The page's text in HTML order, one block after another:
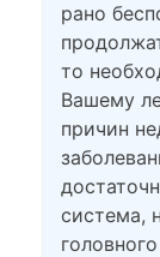
рано
то
Вашему
причин
система,